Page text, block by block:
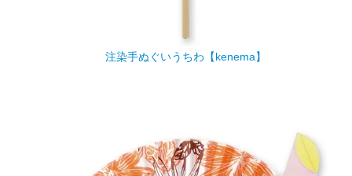
注染手ぬぐいうちわ【kenema】